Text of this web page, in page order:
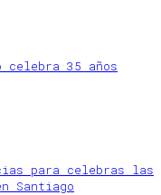
celebra 35 años
para celebras las
Santiago